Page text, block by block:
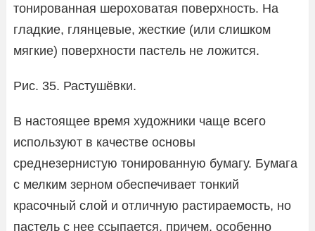
тонированная шероховатая поверхность. На
гладкие, глянцевые, жесткие (или слишком
мягкие) поверхности пастель не ложится.
Рис. 35. Растушёвки.
В настоящее время художники чаще всего
используют в качестве основы
среднезернистую тонированную бумагу. Бумага
с мелким зерном обеспечивает тонкий
красочный слой и отличную растираемость, но
пастель с нее ссыпается, причем, особенно